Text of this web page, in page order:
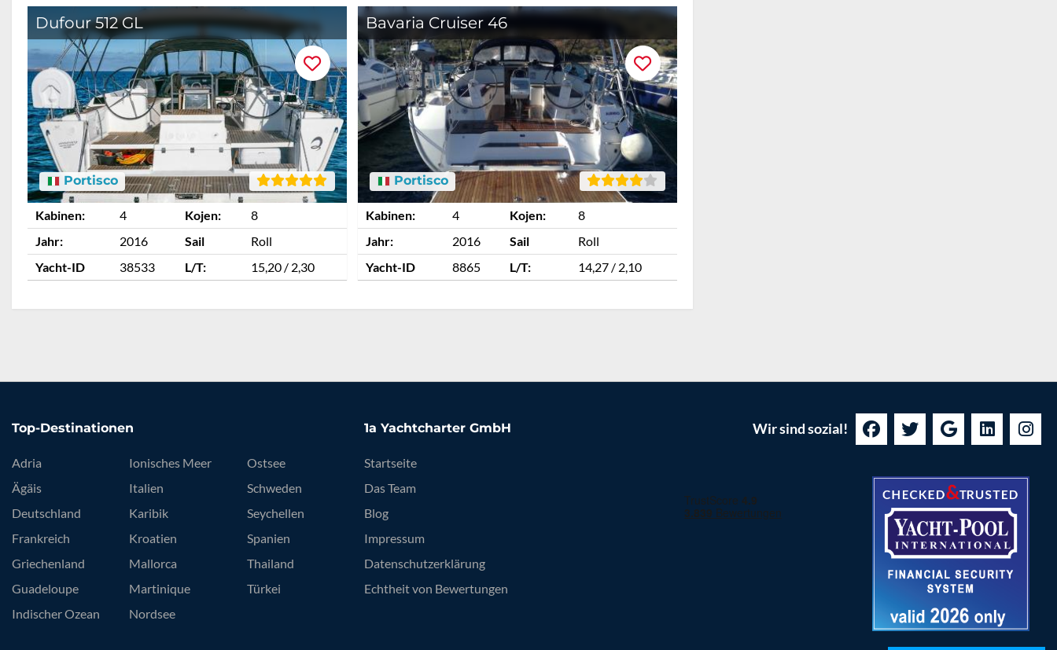
Dufour 512 GL
Portisco
Kabinen: 4 Kojen:
8
Jahr:
2016 Sail
Roll
Yacht-ID
38533 L/T: 15,20 / 2,30
Bavaria Cruiser 46
Portisco
Kabinen: 4 Kojen:
8
Jahr:
2016 Sail
Roll
Yacht-ID
8865 L/T: 14,27 / 2,10
Top-Destinationen
Adria
Ägäis
Deutschland
Frankreich
Griechenland
Guadeloupe
Indischer Ozean
Ionisches Meer
Italien
Karibik
Kroatien
Mallorca
Martinique
Nordsee
Ostsee
Schweden
Seychellen
Spanien
Thailand
Türkei
1a Yachtcharter GmbH
Startseite
Das Team
Blog
Impressum
Datenschutzerklärung
Echtheit von Bewertungen
Wir sind sozial!